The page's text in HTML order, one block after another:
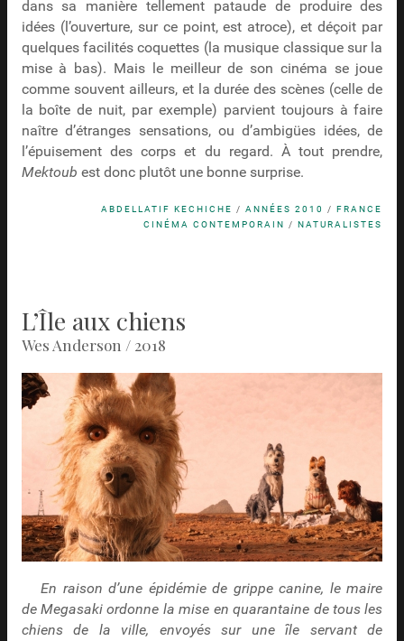
dans sa manière tellement pataude de produire des
idées (l’ouverture, sur ce point, est atroce), et déçoit par
quelques facilités coquettes (la musique classique sur la
mise à bas). Mais le meilleur de son cinéma se joue
comme souvent ailleurs, et la durée des scènes (celle de
la boîte de nuit, par exemple) parvient toujours à faire
naître d’étranges sensations, ou d’ambigües idées, de
l’épuisement des corps et du regard. À tout prendre,
Mektoub est donc plutôt une bonne surprise.
ABDELLATIF KECHICHE /ANNÉES 2010 /FRANCE
CINÉMA CONTEMPORAIN /NATURALISTES
L’Île aux chiens
Wes Anderson / 2018
En raison d’une épidémie de grippe canine, le maire
de Megasaki ordonne la mise en quarantaine de tous les
chiens de la ville, envoyés sur une île servant de